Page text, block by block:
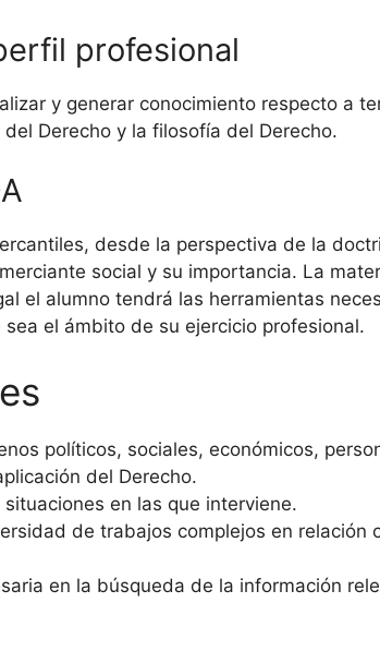
profesional
y generar conocimiento respecto a
Derecho y la filosofía del Derecho.
desde la perspectiva de la
social y su importancia. La
el alumno tendrá las herramientas
el ámbito de su ejercicio profesional.
políticos, sociales, económicos,
del Derecho.
en las que interviene.
de trabajos complejos en relación
en la búsqueda de la información